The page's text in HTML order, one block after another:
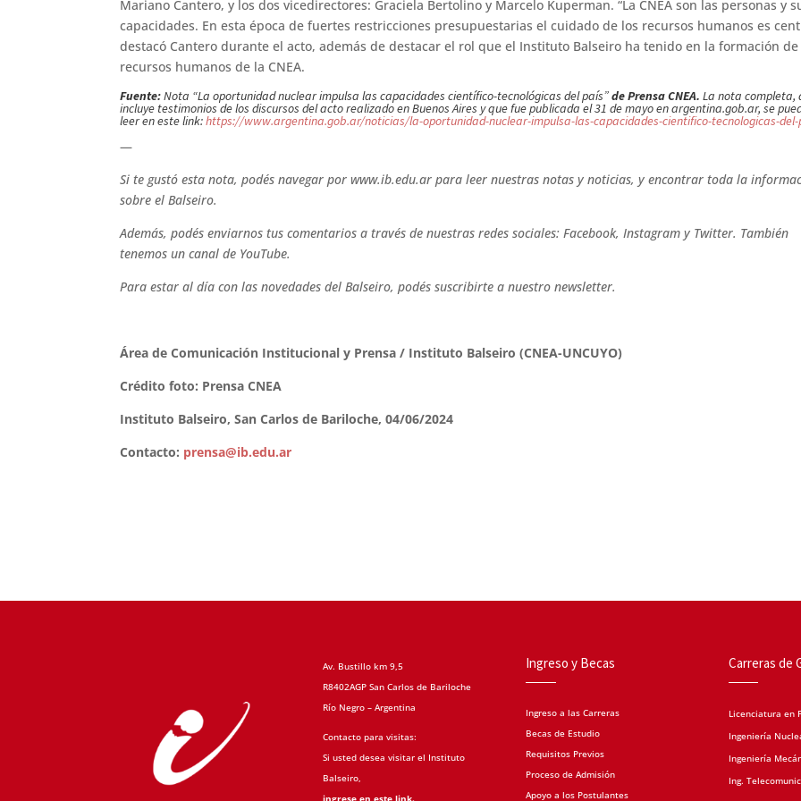
Mariano Cantero, y los dos vicedirectores: Graciela Bertolino y Marcelo Kuperman. “La CNEA son las personas y
capacidades. En esta época de fuertes restricciones presupuestarias el cuidado de los recursos humanos es
destacó Cantero durante el acto, además de destacar el rol que el Instituto Balseiro ha tenido en la formación de
recursos humanos de la CNEA.
Fuente:Nota “La oportunidad nuclear impulsa las capacidades científico-tecnológicas del país”de Prensa CNEA.La nota completa,
incluye testimonios de los discursos del acto realizado en Buenos Aires y que fue publicada el 31 de mayo en argentina.gob.ar, se
leer en este link:https://www.argentina.gob.ar/noticias/la-oportunidad-nuclear-impulsa-las-capacidades-cientifico-tecnologicas-del-
—
Si te gustó esta nota, podés navegar por www.ib.edu.ar para leer nuestras notas y noticias, y encontrar toda la
sobre el Balseiro.
Además, podés enviarnos tus comentarios a través de nuestras redes sociales: Facebook, Instagram y Twitter. También
tenemos un canal de YouTube.
Para estar al día con las novedades del Balseiro, podés suscribirte a nuestro newsletter.
Área de Comunicación Institucional y Prensa / Instituto Balseiro (CNEA-UNCUYO)
Crédito foto: Prensa CNEA
Instituto Balseiro, San Carlos de Bariloche, 04/06/2024
Contacto: prensa@ib.edu.ar
Av. Bustillo km 9,5
R8402AGP San Carlos de Bariloche
Río Negro – Argentina
Contacto para visitas:
Si usted desea visitar el Instituto
Balseiro,
ingrese en este link.
Ingreso y Becas
Ingreso a las Carreras
Becas de Estudio
Requisitos Previos
Proceso de Admisión
Apoyo a los Postulantes
Carreras de
Licenciatura en
Ingeniería
Ingeniería
Ing.